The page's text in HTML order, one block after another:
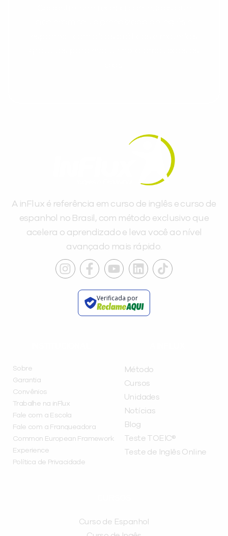
A inFlux é referência em curso de inglês e curso de
espanhol no Brasil, com método exclusivo que
acelera o aprendizado e leva você ao nível
avançado mais rápido.
Verificada por
Sobre
Garantia
Convênios
Trabalhe na inFlux
Fale com a Escola
Fale com a Franqueadora
Common European Framework
Experience
Política de Privacidade
Método
Cursos
Unidades
Notícias
Blog
Teste TOEIC®
Teste de Inglês Online
Curso de Espanhol